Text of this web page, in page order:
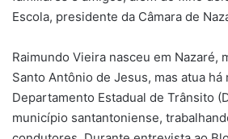
Escola, presidente da Câmara de
Raimundo Vieira nasceu em Nazaré,
Santo Antônio de Jesus, mas atua há
Departamento Estadual de Trânsito
município santantoniense,